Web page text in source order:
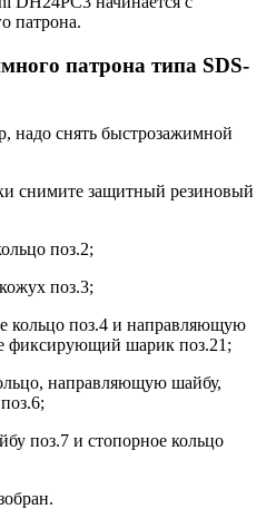
патрона.
патрона типа SDS-
надо снять быстрозажимной
снимите защитный резиновый
поз.2;
поз.3;
кольцо поз.4 и направляющую
фиксирующий шарик поз.21;
направляющую шайбу,
поз.7 и стопорное кольцо